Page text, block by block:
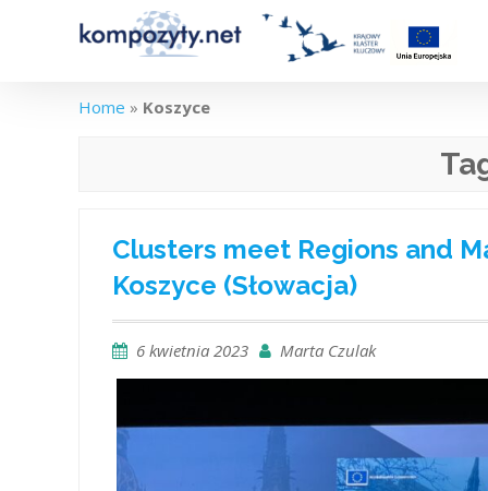
Home » Koszyce
Clusters meet Regions and
Koszyce (Słowacja)
6 kwietnia 2023 Marta Czulak